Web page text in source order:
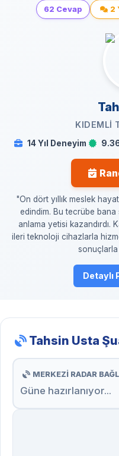
62 Cevap 2
KIDEMLI
14 Yıl Deneyim
"On dört yıllık meslek
edindim. Bu tecrübe bana
anlama yetisi kazandırdı.
ileri teknoloji cihazlarla
sonuçlarla
Detaylı
Tahsin Usta
MERKEZİ RADAR
Güne hazırlanıyor...